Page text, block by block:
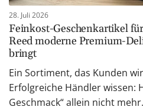
28. Juli 2026
Feinkost-Geschenkartikel
Reed moderne Premium-
bringt
Ein Sortiment, das Kunden
Erfolgreiche Händler wissen:
Geschmack“ allein nicht